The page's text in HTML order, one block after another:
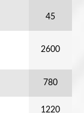
45
2600
780
1220